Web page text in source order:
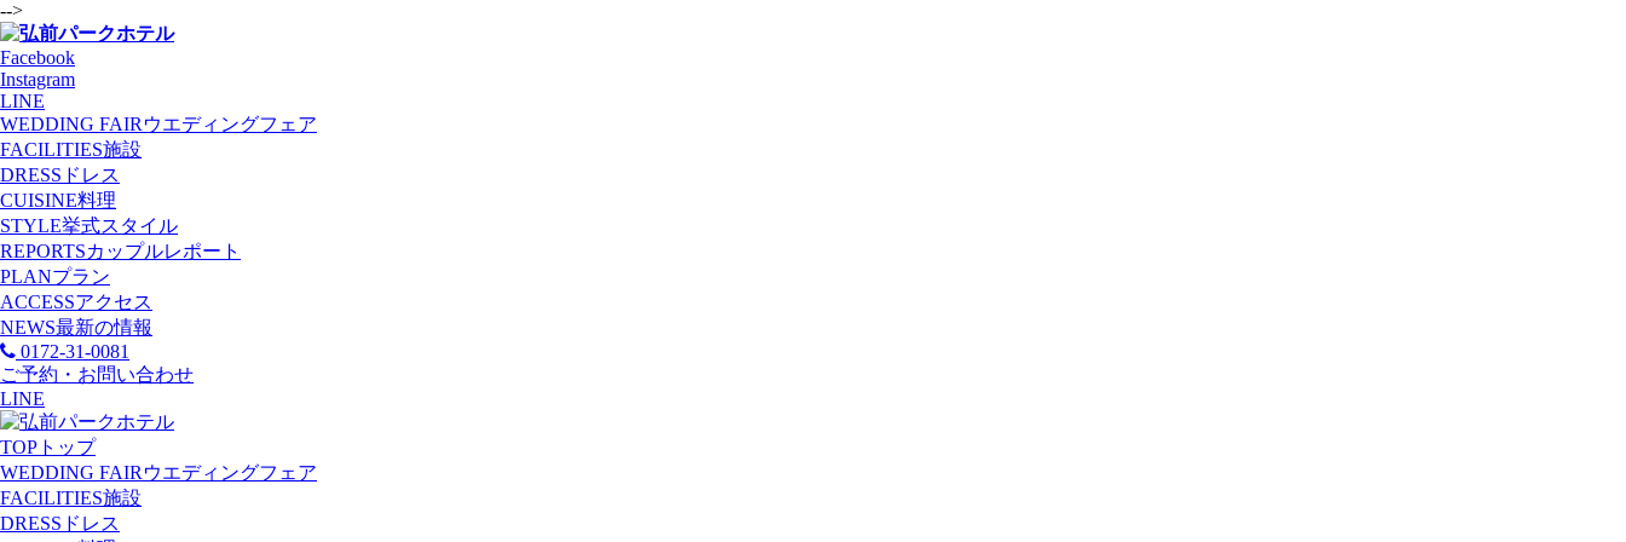
-->
Facebook
Instagram
LINE
WEDDING FAIR ウエディングフェア
FACILITIES施設
DRESS ドレス
CUISINE料理
STYLE挙式スタイル
REPORTSカップルレポート
PLANプラン
ACCESSアクセス
NEWS最新の情報
0172-31-0081
ご予約・お問い合わせ
LINE
TOP トップ
WEDDING FAIR ウエディングフェア
FACILITIES施設
DRESS ドレス